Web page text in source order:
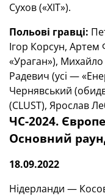
Сухов («ХІТ»).
Польові гравці:
Ігор Корсун,
«Ураган»),
Радевич (усі —
Чернявський
(CLUST), Ярослав
ЧС-2024.
Основний
18.09.2022
Нідерланди —